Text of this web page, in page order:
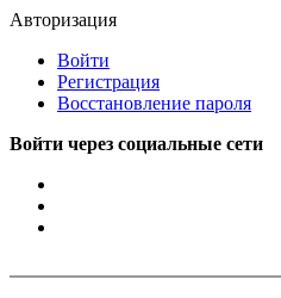
Авторизация
Войти
Регистрация
Восстановление пароля
Войти через социальные сети